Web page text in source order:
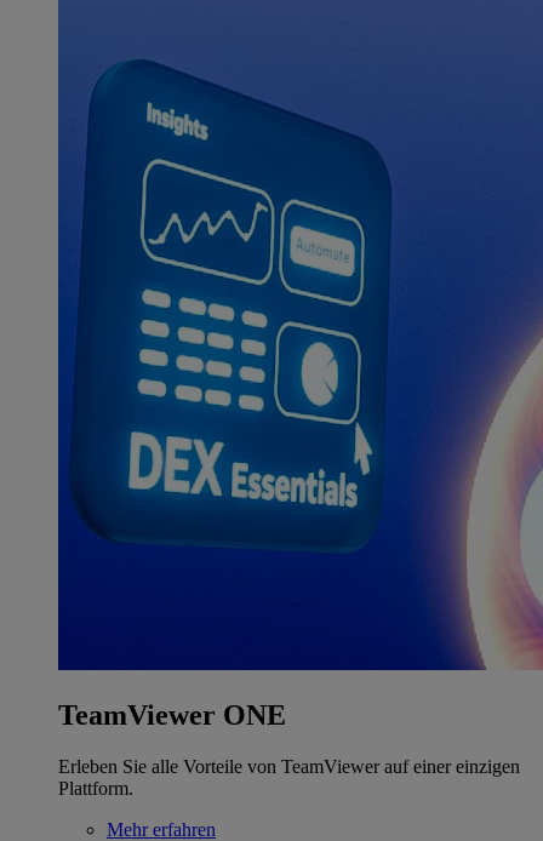
TeamViewer ONE
Erleben Sie alle Vorteile von TeamViewer auf einer einzigen
Plattform.
Mehr erfahren